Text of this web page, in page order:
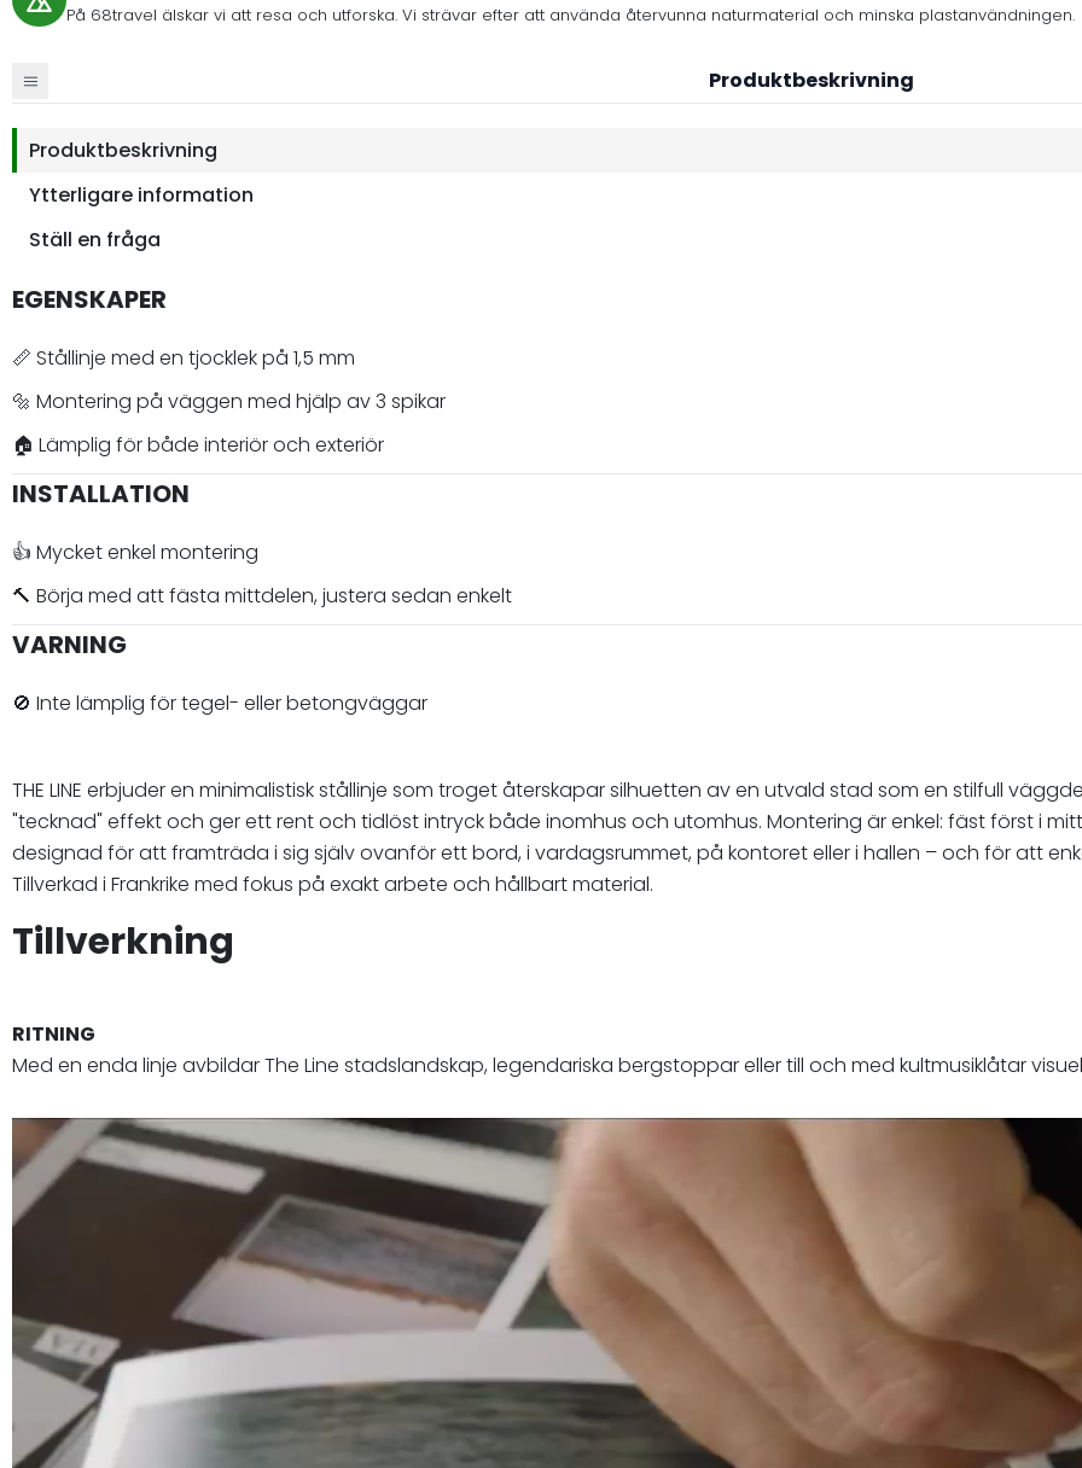
På 68travel älskar vi att resa och utforska. Vi strävar efter att använda återvunna naturmaterial och minska plastanvändningen.
Produktbeskrivning
Produktbeskrivning
Ytterligare information
Ställ en fråga
EGENSKAPER
📏 Stållinje med en tjocklek på 1,5 mm
🔩 Montering på väggen med hjälp av 3 spikar
🏠 Lämplig för både interiör och exteriör
INSTALLATION
👍 Mycket enkel montering
🔨 Börja med att fästa mittdelen, justera sedan enkelt
VARNING
🚫 Inte lämplig för tegel- eller betongväggar
THE LINE erbjuder en minimalistisk stållinje som troget återskapar silhuetten av en utvald stad som en stilfull
"tecknad" effekt och ger ett rent och tidlöst intryck både inomhus och utomhus. Montering är enkel: fäst först i
designad för att framträda i sig själv ovanför ett bord, i vardagsrummet, på kontoret eller i hallen – och för att
Tillverkad i Frankrike med fokus på exakt arbete och hållbart material.
Tillverkning
RITNING
Med en enda linje avbildar The Line stadslandskap, legendariska bergstoppar eller till och med kultmusiklåtar